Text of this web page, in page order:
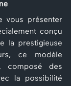
vous présenter
conçu
la prestigieuse
ce modèle
composé des
la possibilité